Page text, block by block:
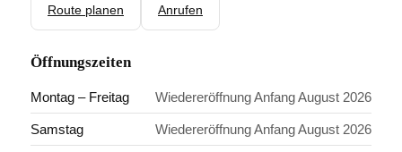
Route planen Anrufen
Öffnungszeiten
Montag – Freitag Wiedereröffnung Anfang August 2026
Samstag Wiedereröffnung Anfang August 2026